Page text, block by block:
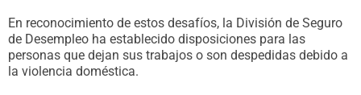
En reconocimiento de estos desafíos, la División de Seguro
de Desempleo ha establecido disposiciones para las
personas que dejan sus trabajos o son despedidas debido a
la violencia doméstica.